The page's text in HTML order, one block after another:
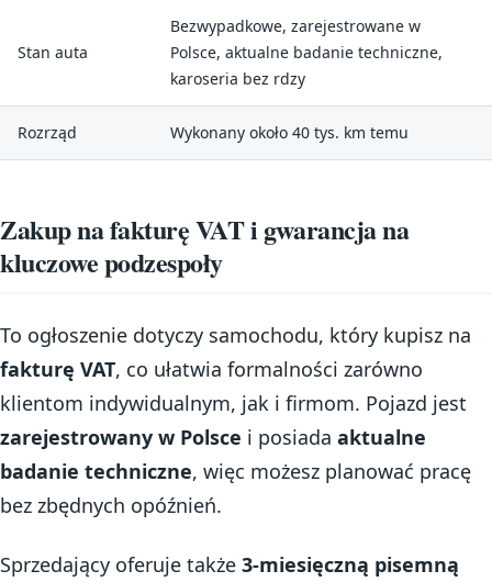
Stan auta
Bezwypadkowe, zarejestrowane w
Polsce, aktualne badanie techniczne,
karoseria bez rdzy
Rozrząd Wykonany około 40 tys. km temu
Zakup na fakturę VAT i gwarancja na
kluczowe podzespoły
To ogłoszenie dotyczy samochodu, który kupisz na
fakturę VAT, co ułatwia formalności zarówno
klientom indywidualnym, jak i firmom. Pojazd jest
zarejestrowany w Polsce i posiada aktualne
badanie techniczne, więc możesz planować pracę
bez zbędnych opóźnień.
Sprzedający oferuje także 3-miesięczną pisemną